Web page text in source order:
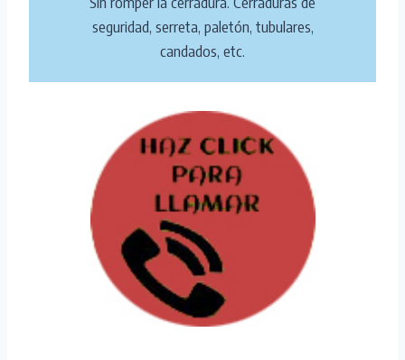
seguridad, serreta, paletón, tubulares,
candados, etc.